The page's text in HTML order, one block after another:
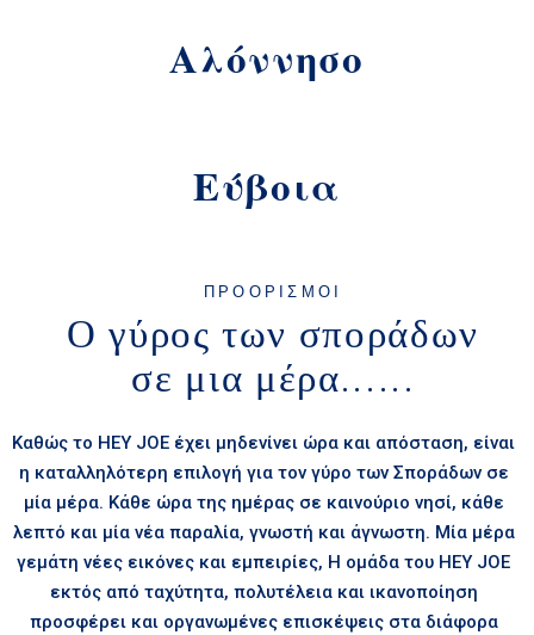
Αλόννησο
Εύβοια
ΠΡΟΟΡΙΣΜΟΙ
Ο γύρος των σποράδων
σε μια μέρα......
Καθώς το HEY JOE έχει μηδενίνει ώρα και απόσταση, είναι
η καταλληλότερη επιλογή για τον γύρο των Σποράδων σε
μία μέρα. Κάθε ώρα της ημέρας σε καινούριο νησί, κάθε
λεπτό και μία νέα παραλία, γνωστή και άγνωστη. Μία μέρα
γεμάτη νέες εικόνες και εμπειρίες, Η ομάδα του HEY JOE
εκτός από ταχύτητα, πολυτέλεια και ικανοποίηση
προσφέρει και οργανωμένες επισκέψεις στα διάφορα